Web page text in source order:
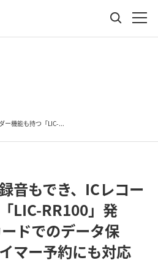
ー機能も持つ「LIC-...
音もでき、ICレコー
LIC-RR100」発
ドでのデータ保
マー予約にも対応